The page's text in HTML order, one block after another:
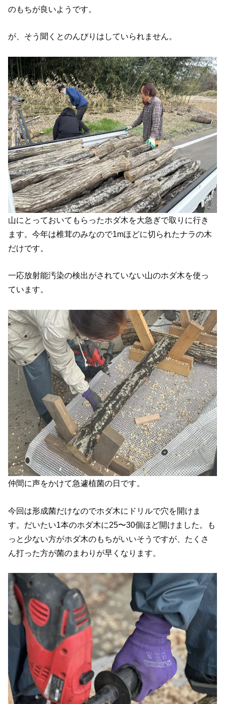
のもちが良いようです。
が、そう聞くとのんびりはしていられません。
山にとっておいてもらったホダ木を大急ぎで取りに行き
ます。今年は椎茸のみなので1mほどに切られたナラの木
だけです。
一応放射能汚染の検出がされていない山のホダ木を使っ
ています。
仲間に声をかけて急遽植菌の日です。
今回は形成菌だけなのでホダ木にドリルで穴を開けま
す。だいたい1本のホダ木に25〜30個ほど開けました。も
っと少ない方がホダ木のもちがいいそうですが、たくさ
ん打った方が菌のまわりが早くなります。